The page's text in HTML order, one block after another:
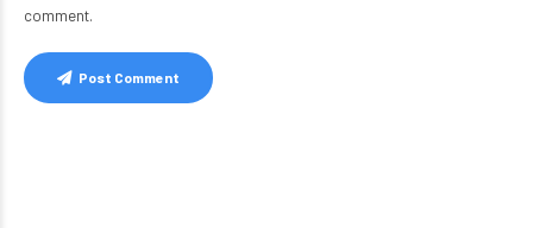
comment.
Post Comment